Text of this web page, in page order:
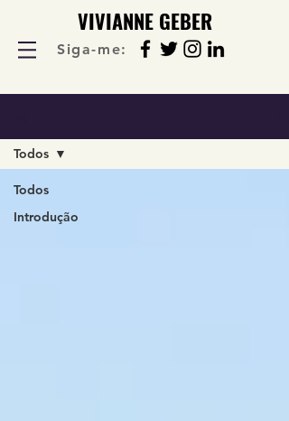
VIVIANNE GEBER
Siga-me:
Todos
Introdução
Todos